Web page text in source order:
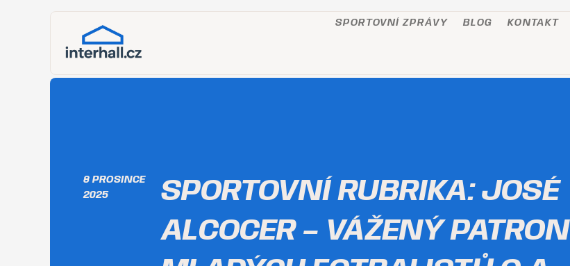
SPORTOVNÍ ZPRÁVY BLOG KONTAKT
8 PROSINCE
2025
SPORTOVNÍ RUBRIKA: JOSÉ
ALCOCER – VÁŽENÝ PATRON